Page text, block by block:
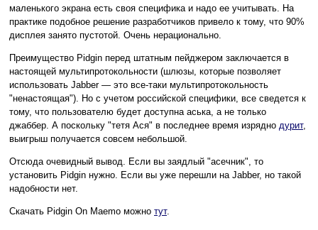
маленького экрана есть своя специфика и надо ее учитывать. На
практике подобное решение разработчиков привело к тому, что 90%
дисплея занято пустотой. Очень нерационально.
Преимущество Pidgin перед штатным пейджером заключается в
настоящей мультипротокольности (шлюзы, которые позволяет
использовать Jabber — это все-таки мультипротокольность
"ненастоящая"). Но с учетом российской специфики, все сведется к
тому, что пользователю будет доступна аська, а не только
джаббер. А поскольку "тетя Ася" в последнее время изрядно дурит,
выигрыш получается совсем небольшой.
Отсюда очевидный вывод. Если вы заядлый "асечник", то
установить Pidgin нужно. Если вы уже перешли на Jabber, но такой
надобности нет.
Скачать Pidgin On Maemo можно тут.